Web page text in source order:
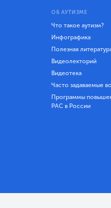
ОБ АУТИЗМЕ
Что такое аутизм?
Инфографика
Полезная
Видеолекторий
Видеотека
Часто задаваемые
Программы
РАС в России